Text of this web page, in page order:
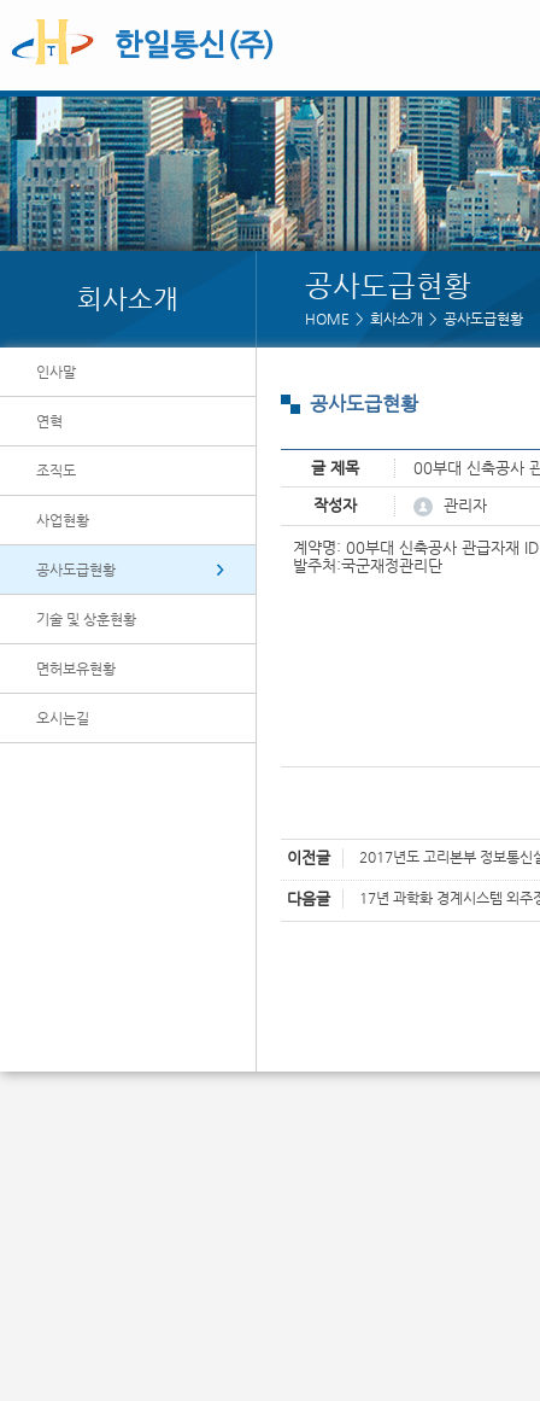
회사소개 공사도급현황
HOME 회사소개 공사도급현황
인사말
연혁
조직도
사업현황
공사도급현황
기술 및 상훈현황
면허보유현황
오시는길
공사도급현황
글 제목 00부대 신축공사
페이지 정보
작성자 관리자
계약명: 00부대 신축공사 관급자재
발주처:국군재정관리단
이전글 2017년도 고리본부 정보통신
다음글 17년 과학화 경계시스템 외주